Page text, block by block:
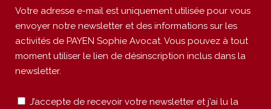
Votre adresse e-mail est uniquement utilisée pour vous
envoyer notre newsletter et des informations sur les
activités de PAYEN Sophie Avocat. Vous pouvez à tout
moment utiliser le lien de désinscription inclus dans la
newsletter.
J’accepte de recevoir votre newsletter et j’ai lu la